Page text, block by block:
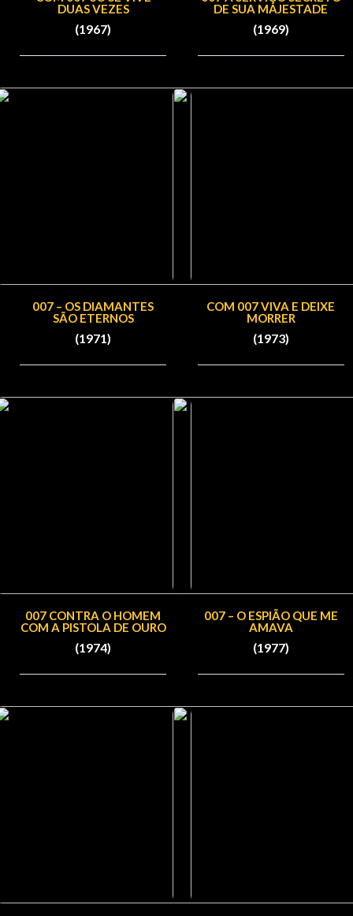
DUAS VEZES
(1967)
DE SUA MAJESTADE
(1969)
007 – OS DIAMANTES
SÃO ETERNOS
(1971)
COM 007 VIVA E DEIXE
MORRER
(1973)
007 CONTRA O HOMEM
COM A PISTOLA DE OURO
(1974)
007 – O ESPIÃO QUE ME
AMAVA
(1977)